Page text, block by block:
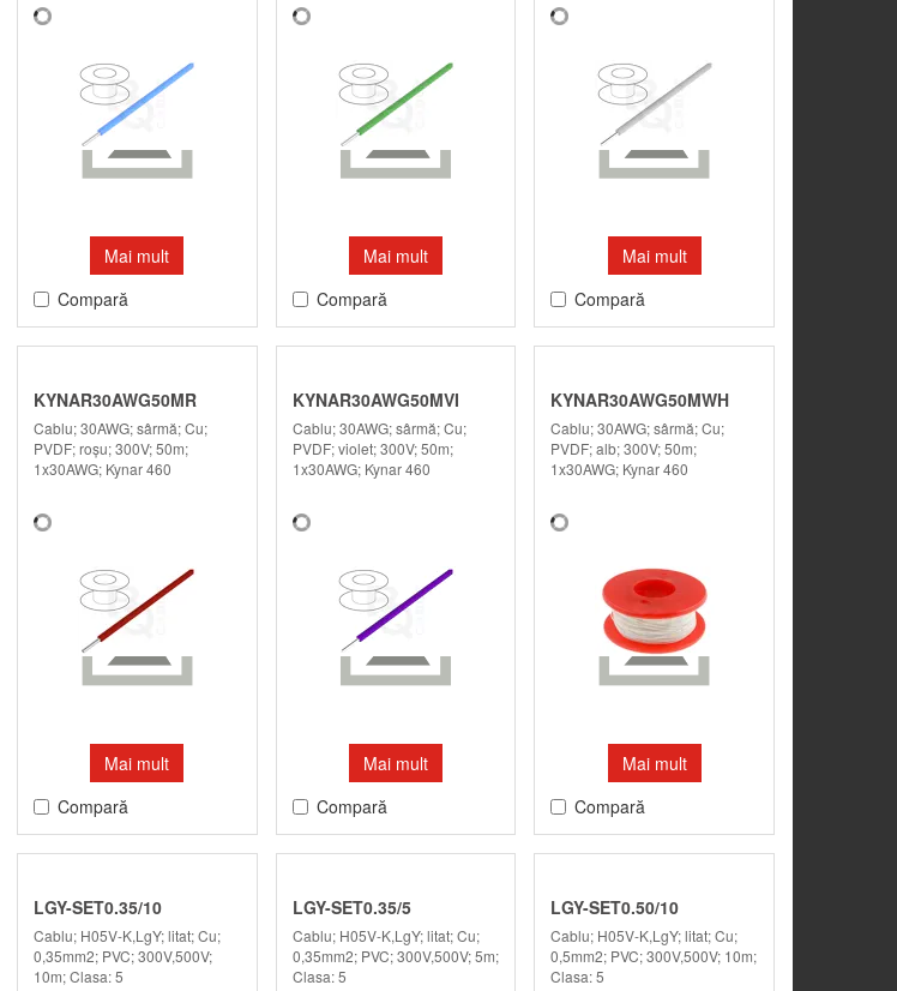
Mai mult
Compară
Mai mult
Compară
Mai mult
Compară
KYNAR30AWG50MR
Cablu; 30AWG; sârmă; Cu;
PVDF; roşu; 300V; 50m;
1x30AWG; Kynar 460
Mai mult
Compară
KYNAR30AWG50MVI
Cablu; 30AWG; sârmă; Cu;
PVDF; violet; 300V; 50m;
1x30AWG; Kynar 460
Mai mult
Compară
KYNAR30AWG50MWH
Cablu; 30AWG; sârmă; Cu;
PVDF; alb; 300V; 50m;
1x30AWG; Kynar 460
Mai mult
Compară
LGY-SET0.35/10
Cablu; H05V-K,LgY; litat; Cu;
0,35mm2; PVC; 300V,500V;
10m; Clasa: 5
LGY-SET0.35/5
Cablu; H05V-K,LgY; litat; Cu;
0,35mm2; PVC; 300V,500V; 5m;
Clasa: 5
LGY-SET0.50/10
Cablu; H05V-K,LgY; litat; Cu;
0,5mm2; PVC; 300V,500V; 10m;
Clasa: 5